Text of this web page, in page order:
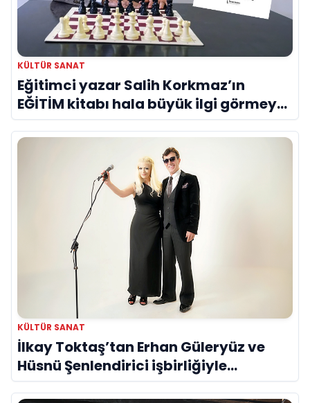
KÜLTÜR SANAT
Eğitimci yazar Salih Korkmaz’ın
EĞİTİM kitabı hala büyük ilgi görmeye
devam ediyor
KÜLTÜR SANAT
İlkay Toktaş’tan Erhan Güleryüz ve
Hüsnü Şenlendirici işbirliğiyle
duygusal bir aşk manifestosu: “Deliler